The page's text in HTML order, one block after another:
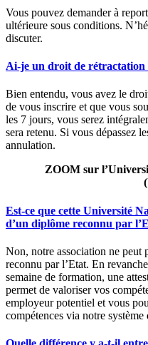
Vous pouvez demander à
ultérieure sous conditions.
discuter.
Ai-je un droit de rétractation
Bien entendu, vous avez le
de vous inscrire et que vous
les 7 jours, vous serez
sera retenu. Si vous dépassez
annulation.
ZOOM sur
Est-ce que cette Université
d’un diplôme reconnu par
Non, notre association ne
reconnu par l’Etat. En
semaine de formation, une
permet de valoriser vos
employeur potentiel et vous
compétences via notre